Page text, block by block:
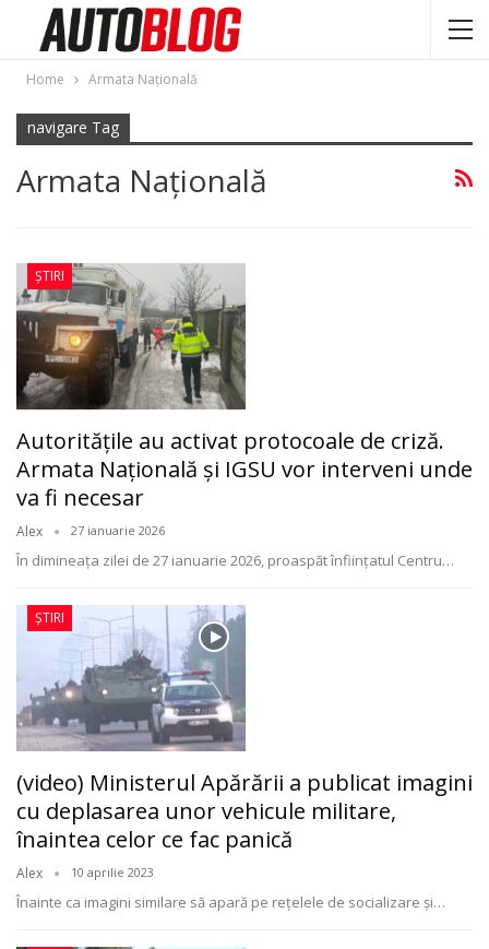
Home Armata Naţională
navigare Tag
Armata Naţională
ȘTIRI
Autoritățile au activat protocoale de criză.
Armata Națională și IGSU vor interveni unde
va fi necesar
Alex 27 ianuarie 2026
În dimineața zilei de 27 ianuarie 2026, proaspăt înființatul Centru…
ȘTIRI
(video) Ministerul Apărării a publicat imagini
cu deplasarea unor vehicule militare,
înaintea celor ce fac panică
Alex 10 aprilie 2023
Înainte ca imagini similare să apară pe reţelele de socializare şi…